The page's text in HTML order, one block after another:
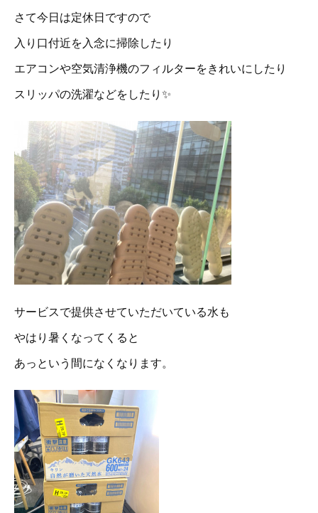
さて今日は定休日ですので
入り口付近を入念に掃除したり
エアコンや空気清浄機のフィルターをきれいにしたり
スリッパの洗濯などをしたり✨
サービスで提供させていただいている水も
やはり暑くなってくると
あっという間になくなります。